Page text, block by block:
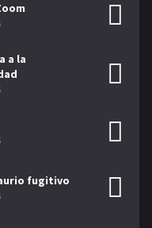
a la
fugitivo